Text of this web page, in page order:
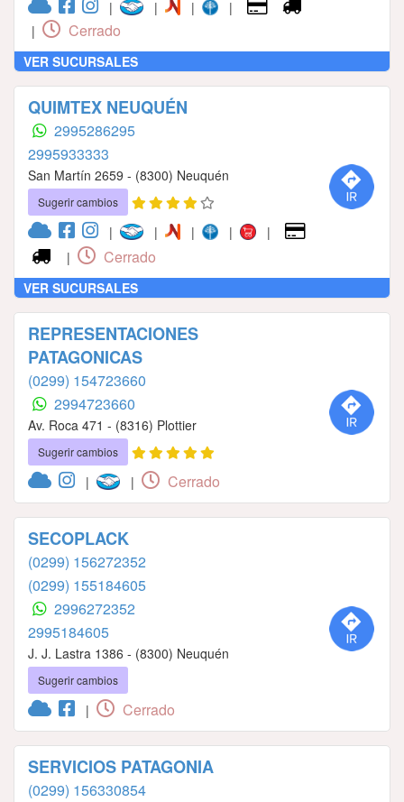
| | |
|
|
Cerrado
VER SUCURSALES
QUIMTEX NEUQUÉN
2995286295
2995933333
San Martín 2659 - (8300) Neuquén
Sugerir cambios
| | | |
|
|
Cerrado
VER SUCURSALES
REPRESENTACIONES
PATAGONICAS
(0299) 154723660
2994723660
Av. Roca 471 - (8316) Plottier
Sugerir cambios
| | Cerrado
SECOPLACK
(0299) 156272352
(0299) 155184605
2996272352
2995184605
J. J. Lastra 1386 - (8300) Neuquén
Sugerir cambios
| Cerrado
SERVICIOS PATAGONIA
(0299) 156330854